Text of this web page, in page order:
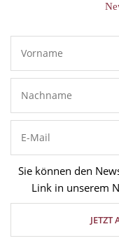
Sie können den
Link in unserem